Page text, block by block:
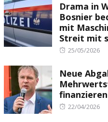
Drama in
Bosnier
mit
Streit mit
Posted
25/05/2026
Neue
finanzieren
Posted
22/04/2026